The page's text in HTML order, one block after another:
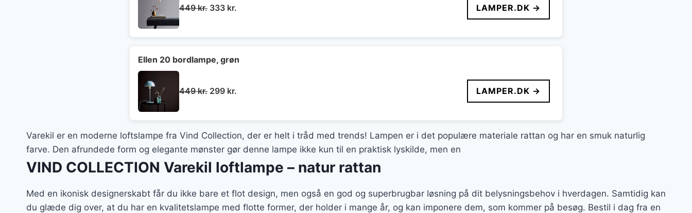
449kr. Den
449 kr..
333 kr.
333 kr..
LAMPER.DK →
Ellen 20 bordlampe, grøn
449kr. Den
449 kr..
299 kr.
299 kr..
LAMPER.DK →
Varekil er en moderne loftslampe fra Vind Collection, der er helt i tråd med trends! Lampen er i det populære materiale rattan og har en smuk naturlig
farve. Den afrundede form og elegante mønster gør denne lampe ikke kun til en praktisk lyskilde, men en
VIND COLLECTION Varekil loftlampe – natur rattan
Med en ikonisk designerskabt får du ikke bare et flot design, men også en god og superbrugbar løsning på dit belysningsbehov i hverdagen. Samtidig kan
du glæde dig over, at du har en kvalitetslampe med flotte former, der holder i mange år, og kan imponere dem, som kommer på besøg. Bestil i dag fra en